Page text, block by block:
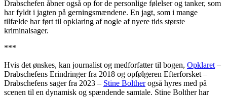
Drabschefen åbner også op for de personlige følelser og tanker, som
har fyldt i jagten på gerningsmændene. En jagt, som i mange
tilfælde har ført til opklaring af nogle af nyere tids største
kriminalsager.
***
Hvis det ønskes, kan journalist og medforfatter til bogen, Opklaret –
Drabschefens Erindringer fra 2018 og opfølgeren Efterforsket –
Drabschefens sager fra 2023 – Stine Boltherogså hyres med på
scenen til en dynamisk og spændende samtale. Stine Bolther har